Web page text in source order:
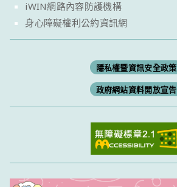
iWIN網路內容防護機構
身心障礙權利公約資訊網
隱私權暨資訊安全政策
政府網站資料開放宣告